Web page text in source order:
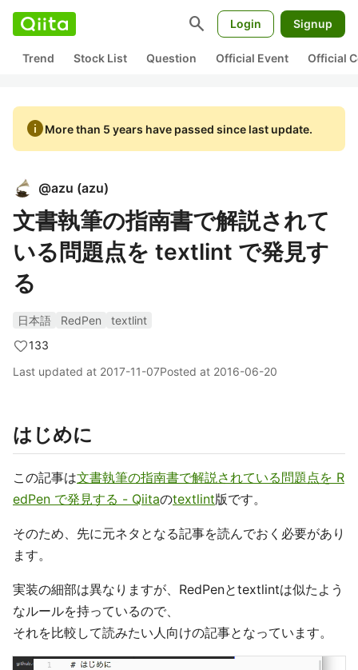
search Login Signup
Trend Stock List Question Official Event Official
infoMore than 5 years have passed since last update.
@azu (azu)
文書執筆の指南書で解説されて
いる問題点を textlint で発見す
る
日本語 RedPen
textlint
133
Last updated at 2017-11-07Posted at 2016-06-20
はじめに
この記事は文書執筆の指南書で解説されている問題点を R
edPen で発見する - Qiitaのtextlint版です。
そのため、先に元ネタとなる記事を読んでおく必要があり
ます。
実装の細部は異なりますが、RedPenとtextlintは似たよう
なルールを持っているので、
それを比較して読みたい人向けの記事となっています。